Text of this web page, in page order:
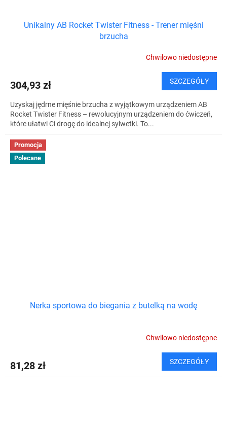
Unikalny AB Rocket Twister Fitness - Trener mięśni
brzucha
Chwilowo niedostępne
304,93 zł SZCZEGÓŁY
Uzyskaj jędrne mięśnie brzucha z wyjątkowym urządzeniem AB
Rocket Twister Fitness – rewolucyjnym urządzeniem do ćwiczeń,
które ułatwi Ci drogę do idealnej sylwetki. To...
Promocja
Polecane
Nerka sportowa do biegania z butelką na wodę
Chwilowo niedostępne
81,28 zł SZCZEGÓŁY